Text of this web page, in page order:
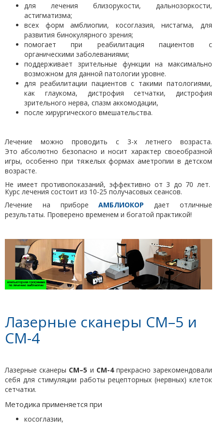
для лечения близорукости, дальнозоркости,
астигматизма;
всех форм амблиопии, косоглазия, нистагма, для
развития бинокулярного зрения;
помогает при реабилитация пациентов с
органическими заболеваниями;
поддерживает зрительные функции на максимально
возможном для данной патологии уровне.
для реабилитации пациентов с такими патологиями,
как глаукома, дистрофия сетчатки, дистрофия
зрительного нерва, спазм аккомодации,
после хирургического вмешательства.
Лечение можно проводить с 3-х летнего возраста.
Этоабсолютно безопасно и носит характер своеобразной
игры, особенно при тяжелых формах аметропии в детском
возрасте.
Не имеет противопоказаний, эффективно от 3 до 70 лет.
Курс лечения состоит из 10-25 получасовых сеансов.
Лечение на прибореАМБЛИОКОР дает отличные
результаты. Проверено временем и богатой практикой!
Лазерные сканеры СМ–5 и
СМ-4
Лазерные сканеры СМ–5 и СМ-4прекрасно зарекомендовали
себя для стимуляции работы рецепторных (нервных) клеток
сетчатки.
Методика применяется при
косоглазии,